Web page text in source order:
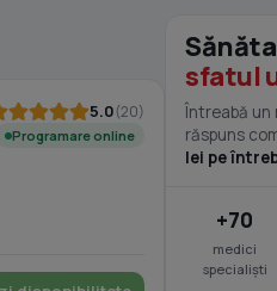
5.0(20)
Programare online
sfatul
Întreabă un
răspuns
lei pe
+70
medici
specialiști